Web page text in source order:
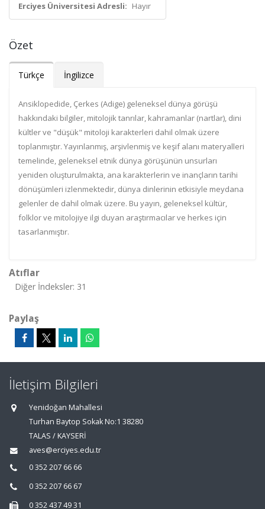
Erciyes Üniversitesi Adresli: Hayır
Özet
Türkçe İngilizce
Ansiklopedide, Çerkes (Adige) geleneksel dünya görüşü
hakkındaki bilgiler, mitolojik tanrılar, kahramanlar (nartlar), dini
kültler ve "düşük" mitoloji karakterleri dahil olmak üzere
toplanmıştır. Yayınlanmış, arşivlenmiş ve keşif alanı materyalleri
temelinde, geleneksel etnik dünya görüşünün unsurları
yeniden oluşturulmakta, ana karakterlerin ve inançların tarihi
dönüşümleri izlenmektedir, dünya dinlerinin etkisiyle meydana
gelenler de dahil olmak üzere. Bu yayın, geleneksel kültür,
folklor ve mitolojiye ilgi duyan araştırmacılar ve herkes için
tasarlanmıştır.
Atıflar
Diğer İndeksler: 31
Paylaş
İletişim Bilgileri
Yenidoğan Mahallesi
Turhan Baytop Sokak No:1 38280
TALAS / KAYSERİ
aves@erciyes.edu.tr
0 352 207 66 66
0 352 207 66 67
0 352 437 49 31